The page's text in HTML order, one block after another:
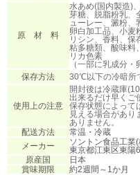
原 材 料
水あめ(国内製造)
芽糖、脱脂粉乳、
ューレー、澱粉、
卵白加工品、小麦
リシン、香料、保
粘多糖類、酸味料
リカ色素
（一部に乳成分
保存方法
30℃以下の冷暗所
使用上の注意
開封後は冷蔵庫
出来るだけ早くご
保存状態によって
見える場合があり
ありません。
配送方法
常温・冷蔵
メーカー
ソントン食品工業
東京都江東区東陽
原産国
日本
賞味期限
約2週間～1か月